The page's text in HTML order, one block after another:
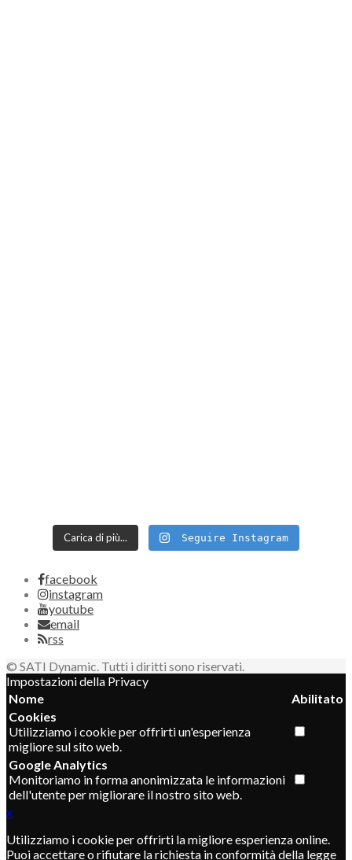
Carica di più... Seguire Instagram
facebook
instagram
youtube
email
rss
© SATI Dynamic. Tutti i diritti sono riservati.
Impostazioni della Privacy
Nome
Abilitato
Cookies
Utilizziamo i cookie per offrirti un'esperienza
migliore sul sito web.
Google Analytics
Monitoriamo in forma anonimizzata le informazioni
dell'utente per migliorare il nostro sito web.
x
Utilizziamo i cookie per offrirti la migliore esperienza online.
Puoi accettare o rifiutare la richiesta in conformità della legge